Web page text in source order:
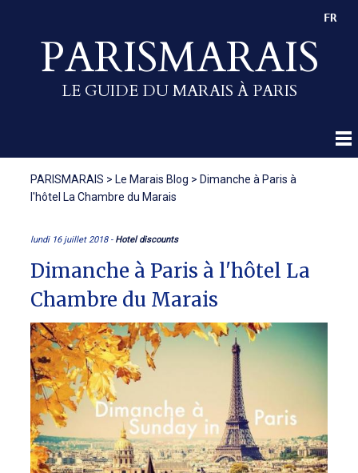
PARISMARAIS
LE GUIDE DU MARAIS À PARIS
FR
PARISMARAIS > Le Marais Blog > Dimanche à Paris à
l'hôtel La Chambre du Marais
lundi 16 juillet 2018 - Hotel discounts
Dimanche à Paris à l'hôtel La
Chambre du Marais